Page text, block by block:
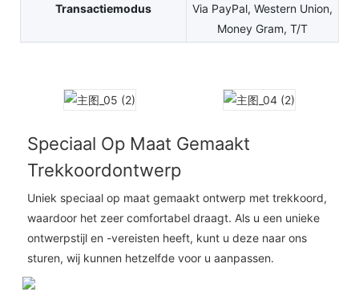
Transactiemodus
Via PayPal, Western Union,
Money Gram, T/T
Speciaal Op Maat Gemaakt
Trekkoordontwerp
Uniek speciaal op maat gemaakt ontwerp met trekkoord,
waardoor het zeer comfortabel draagt. Als u een unieke
ontwerpstijl en -vereisten heeft, kunt u deze naar ons
sturen, wij kunnen hetzelfde voor u aanpassen.